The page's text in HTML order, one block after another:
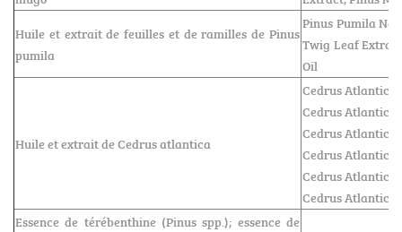
Huile et extrait de feuilles et de ramilles de Pinus
pumila
Pinus Pumila
Twig Leaf
Oil
Huile et extrait de Cedrus atlantica
Cedrus Atlantica
Cedrus Atlantica
Cedrus Atlantica
Cedrus Atlantica
Cedrus Atlantica
Cedrus Atlantica
Essence de térébenthine (Pinus spp.); essence de